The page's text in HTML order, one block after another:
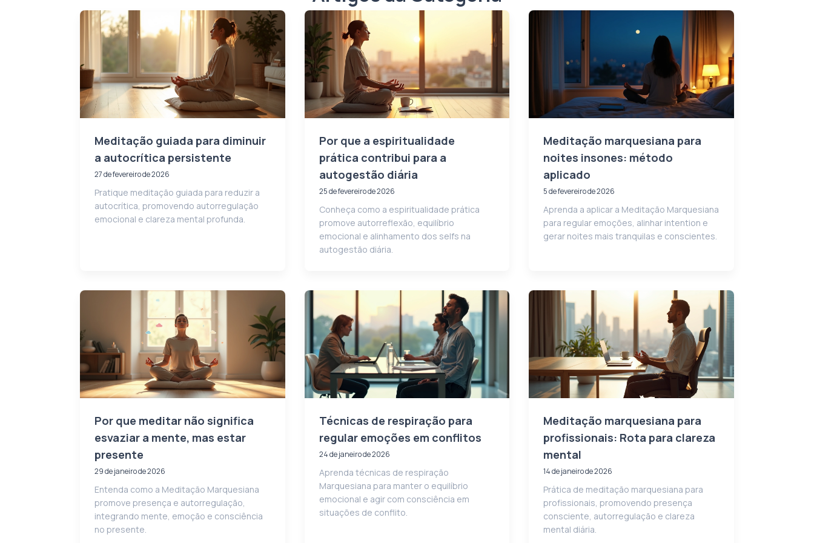
Meditação guiada para diminuir
a autocrítica persistente
27 de fevereiro de 2026
Pratique meditação guiada para reduzir a
autocrítica, promovendo autorregulação
emocional e clareza mental profunda.
Por que a espiritualidade
prática contribui para a
autogestão diária
25 de fevereiro de 2026
Conheça como a espiritualidade prática
promove autorreflexão, equilíbrio
emocional e alinhamento dos selfs na
autogestão diária.
Meditação marquesiana para
noites insones: método
aplicado
5 de fevereiro de 2026
Aprenda a aplicar a Meditação Marquesiana
para regular emoções, alinhar intention e
gerar noites mais tranquilas e conscientes.
Por que meditar não significa
esvaziar a mente, mas estar
presente
29 de janeiro de 2026
Entenda como a Meditação Marquesiana
promove presença e autorregulação,
integrando mente, emoção e consciência
no presente.
Técnicas de respiração para
regular emoções em conflitos
24 de janeiro de 2026
Aprenda técnicas de respiração
Marquesiana para manter o equilíbrio
emocional e agir com consciência em
situações de conflito.
Meditação marquesiana para
profissionais: Rota para clareza
mental
14 de janeiro de 2026
Prática de meditação marquesiana para
profissionais, promovendo presença
consciente, autorregulação e clareza
mental diária.